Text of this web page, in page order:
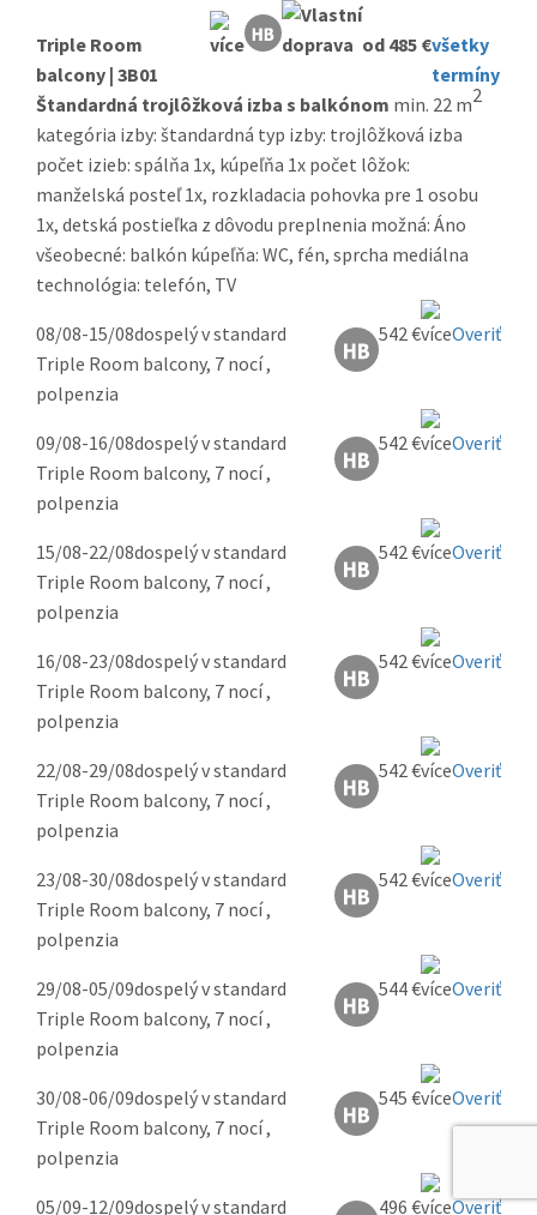
Triple Room
balcony | 3B01
od 485 €všetky
termíny
Štandardná trojlôžková izba s balkónom min. 22 m2
kategória izby: štandardná typ izby: trojlôžková izba
počet izieb: spálňa 1x, kúpeľňa 1x počet lôžok:
manželská posteľ 1x, rozkladacia pohovka pre 1 osobu
1x, detská postieľka z dôvodu preplnenia možná: Áno
všeobecné: balkón kúpeľňa: WC, fén, sprcha mediálna
technológia: telefón, TV
08/08-15/08dospelý v standard
Triple Room balcony, 7 nocí ,
polpenzia
542 € Overiť
09/08-16/08dospelý v standard
Triple Room balcony, 7 nocí ,
polpenzia
542 € Overiť
15/08-22/08dospelý v standard
Triple Room balcony, 7 nocí ,
polpenzia
542 € Overiť
16/08-23/08dospelý v standard
Triple Room balcony, 7 nocí ,
polpenzia
542 € Overiť
22/08-29/08dospelý v standard
Triple Room balcony, 7 nocí ,
polpenzia
542 € Overiť
23/08-30/08dospelý v standard
Triple Room balcony, 7 nocí ,
polpenzia
542 € Overiť
29/08-05/09dospelý v standard
Triple Room balcony, 7 nocí ,
polpenzia
544 € Overiť
30/08-06/09dospelý v standard
Triple Room balcony, 7 nocí ,
polpenzia
545 € Overiť
05/09-12/09dospelý v standard 496 € Overiť